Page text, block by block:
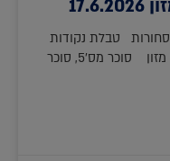
טבלת נקודות
פרוורד טבלת ריביות סקירת מחירי מזון סוכר מס'5, סוכר